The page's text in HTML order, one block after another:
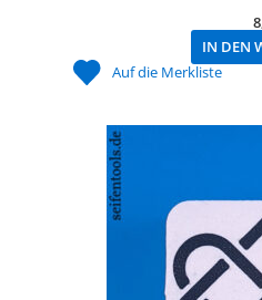
IN DEN
Auf die Merkliste